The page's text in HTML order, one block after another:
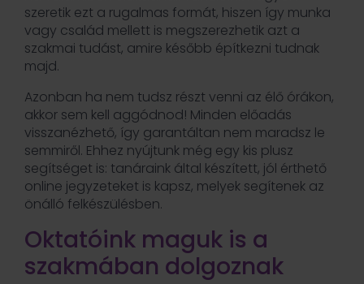
szeretik ezt a rugalmas formát, hiszen így munka
vagy család mellett is megszerezhetik azt a
szakmai tudást, amire később építkezni tudnak
majd.
Azonban ha nem tudsz részt venni az élő órákon,
akkor sem kell aggódnod! Minden előadás
visszanézhető, így garantáltan nem maradsz le
semmiről. Ehhez nyújtunk még egy kis plusz
segítséget is: tanáraink által készített, jól érthető
online jegyzeteket is kapsz, melyek segítenek az
önálló felkészülésben.
Oktatóink maguk is a
szakmában dolgoznak